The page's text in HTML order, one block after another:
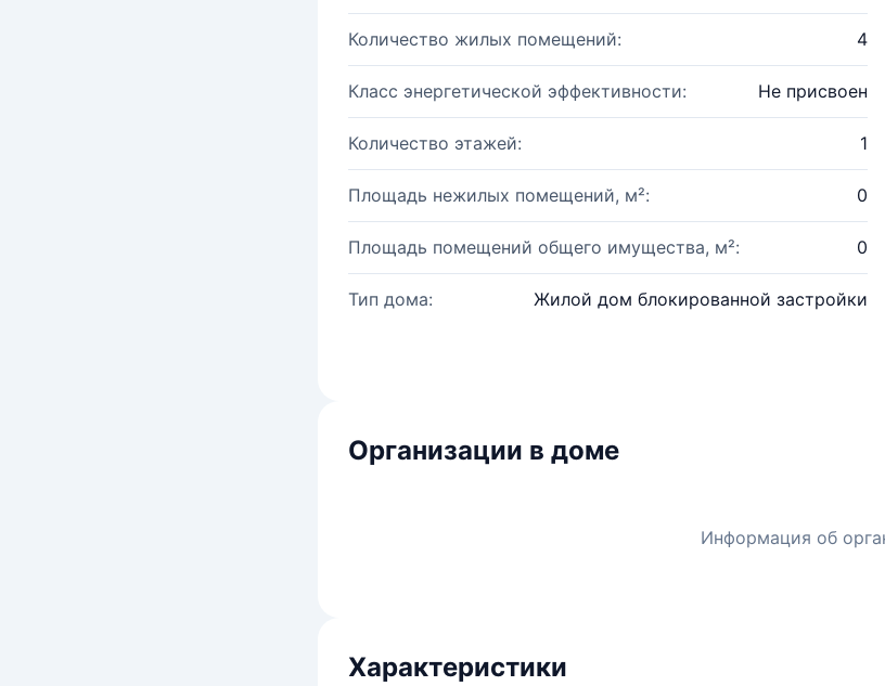
Количество жилых помещений: 4
Класс энергетической эффективности: Не присвоен
Количество этажей: 1
Площадь нежилых помещений, м²: 0
Площадь помещений общего имущества, м²: 0
Тип дома: Жилой дом блокированной застройки
Организации в доме
Информация об
Характеристики